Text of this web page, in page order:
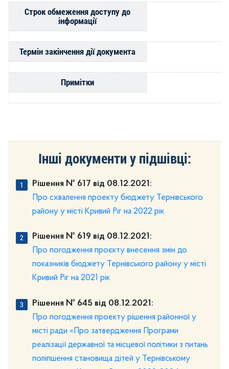
Строк обмеження доступу до
інформації
Термін закінчення дії документа
Примітки
Інші документи у підшівці:
Рішення № 617 від 08.12.2021:
Про схвалення проекту бюджету Тернівського
району у місті Кривий Ріг на 2022 рік
Рішення № 619 від 08.12.2021:
Про погодження проєкту внесення змін до
показників бюджету Тернівського району у місті
Кривий Ріг на 2021 рік
Рішення № 645 від 08.12.2021:
Про погодження проекту рішення районної у
місті ради «Про затвердження Програми
реалізації державної та місцевої політики з питань
поліпшення становища дітей у Тернівському